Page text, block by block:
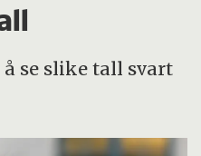
se slike tall svart